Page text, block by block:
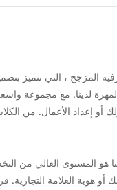
المزجج ، التي تتميز
لدينا. مع مجموعة
هو المستوى العالي من
أو هوية العلامة